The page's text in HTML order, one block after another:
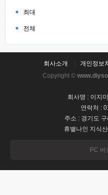
최대
전체
회사소개 개인정보
Copyright ©
회사명 : 이지
연락처 :
주소 : 경기도
휴밸나인 지식
PC 버